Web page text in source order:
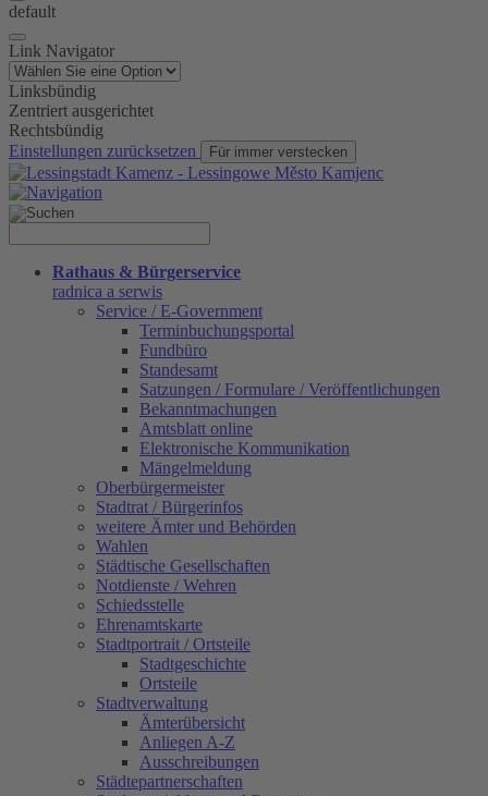
default
Link Navigator
Linksbündig
Zentriert ausgerichtet
Rechtsbündig
Einstellungen zurücksetzen
Für immer verstecken
Rathaus & Bürgerservice
radnica a serwis
Service / E-Government
Terminbuchungsportal
Fundbüro
Standesamt
Satzungen / Formulare / Veröffentlichungen
Bekanntmachungen
Amtsblatt online
Elektronische Kommunikation
Mängelmeldung
Oberbürgermeister
Stadtrat / Bürgerinfos
weitere Ämter und Behörden
Wahlen
Städtische Gesellschaften
Notdienste / Wehren
Schiedsstelle
Ehrenamtskarte
Stadtportrait / Ortsteile
Stadtgeschichte
Ortsteile
Stadtverwaltung
Ämterübersicht
Anliegen A-Z
Ausschreibungen
Städtepartnerschaften